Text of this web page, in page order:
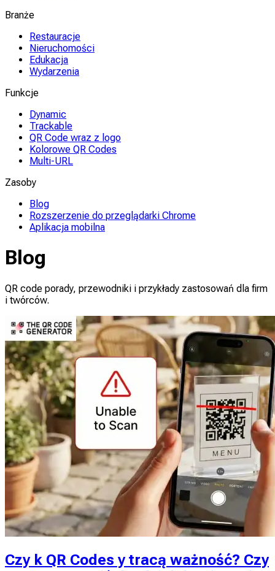
Branże
Restauracje
Nieruchomości
Edukacja
Wydarzenia
Funkcje
Dynamic
Trackable
QR Code wraz z logo
Kolorowe QR Codes
Multi-URL
Zasoby
Blog
Rozszerzenie do przeglądarki Chrome
Aplikacja mobilna
Blog
QR code porady, przewodniki i przykłady zastosowań dla firm
i twórców.
Czy k QR Codes y tracą ważność? Czy